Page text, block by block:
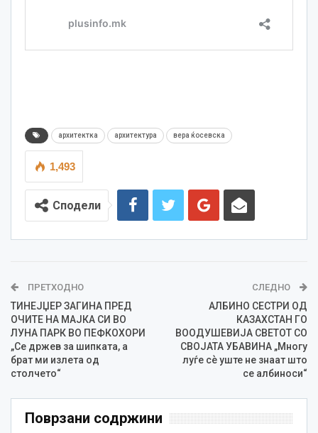
архитектка архитектура вера ќосевска
1,493
Сподели
ПРЕТХОДНО
ТИНЕЈЏЕР ЗАГИНА ПРЕД
ОЧИТЕ НА МАЈКА СИ ВО
ЛУНА ПАРК ВО ПЕФКОХОРИ
„Се држев за шипката, а
брат ми излета од
столчето“
СЛЕДНО
АЛБИНО СЕСТРИ ОД
КАЗАХСТАН ГО
ВООДУШЕВИЈА СВЕТОТ СО
СВОЈАТА УБАВИНА „Многу
луѓе сѐ уште не знаат што
се албиноси“
Поврзани содржини